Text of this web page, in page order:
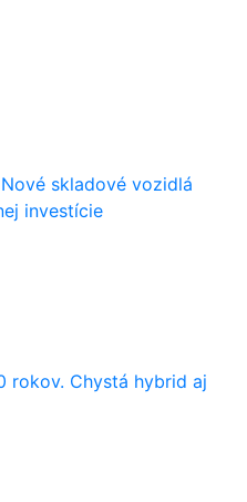
skladové vozidlá
investície
rokov. Chystá hybrid aj